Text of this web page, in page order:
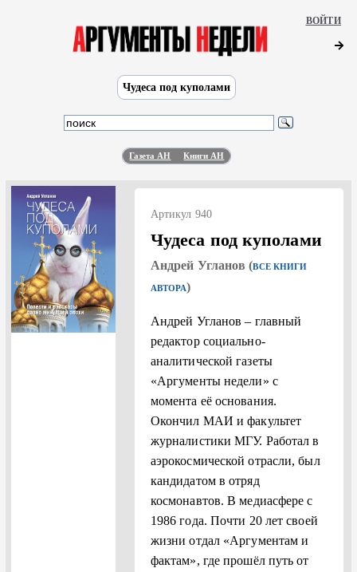
Чудеса под куполами
ВОЙТИ
Газета АН Книги АН
Артикул 940
Чудеса под куполами
Андрей Угланов (ВСЕ КНИГИ
АВТОРА)
Андрей Угланов – главный
редактор социально-
аналитической газеты
«Аргументы недели» с
момента её основания.
Окончил МАИ и факультет
журналистики МГУ. Работал в
аэрокосмической отрасли, был
кандидатом в отряд
космонавтов. В медиасфере с
1986 года. Почти 20 лет своей
жизни отдал «Аргументам и
фактам», где прошёл путь от